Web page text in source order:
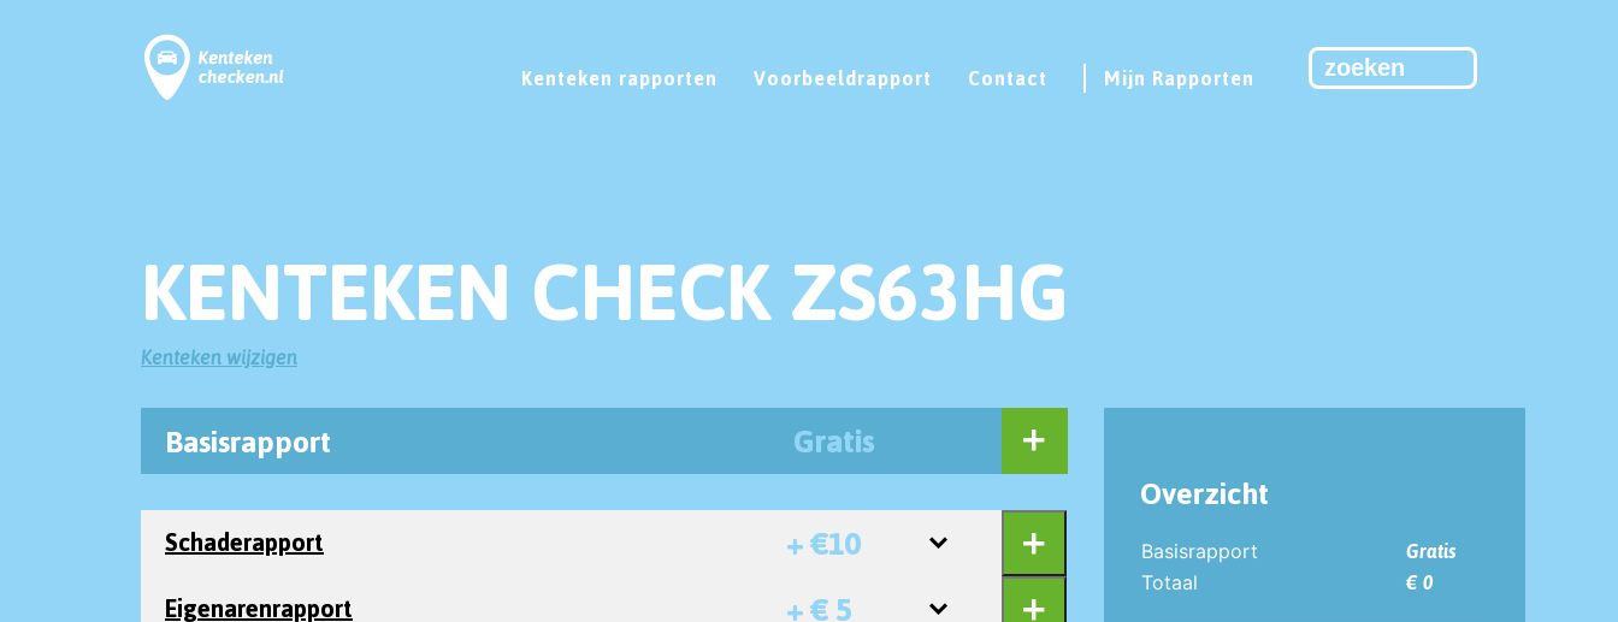
Kenteken rapporten Voorbeeldrapport Contact Mijn Rapporten
KENTEKEN CHECK ZS63HG
Kenteken wijzigen
Basisrapport Gratis
Schaderapport + €10
Eigenarenrapport + € 5
Overzicht
Basisrapport
Gratis
Totaal
€ 0